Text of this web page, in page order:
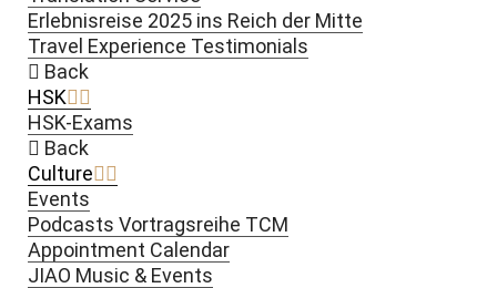
Erlebnisreise 2025 ins Reich der Mitte
Travel Experience Testimonials
Back
HSK
HSK-Exams
Back
Culture
Events
Podcasts Vortragsreihe TCM
Appointment Calendar
JIAO Music & Events